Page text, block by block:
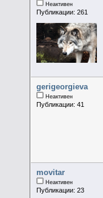
Неактивен
Публикации: 261
gerigeorgieva
Неактивен
Публикации: 41
movitar
Неактивен
Публикации: 23